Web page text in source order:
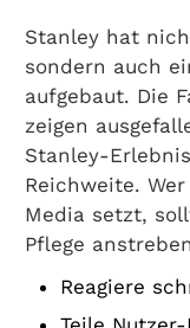
Stanley hat
sondern auch
aufgebaut. Die
zeigen
Stanley-
Reichweite.
Media setzt,
Pflege
Reagiere